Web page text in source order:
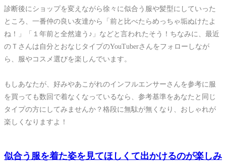
診断後にショップを変えながら徐々に似合う服や髪型にしていった
ところ、一番仲の良い友達から「前と比べたらめっちゃ垢ぬけたよ
ね！」「１年前と全然違う♪」などと言われたそう！ちなみに、最近
のＴさんは自分とおなじタイプのYouTuberさんをフォローしなが
ら、服やコスメ選びを楽しんでいます。
もしあなたが、好みやあこがれのインフルエンサーさんを参考に服
を買っても数回で着なくなっているなら、参考基準をあなたと同じ
タイプの方にしてみませんか？格段に無駄が無くなり、おしゃれが
楽しくなりますよ！
似合う服を着た姿を見てほしくて出かけるのが楽しみ